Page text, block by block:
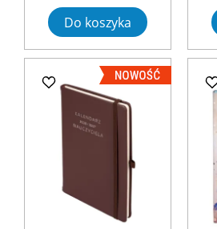
Do koszyka